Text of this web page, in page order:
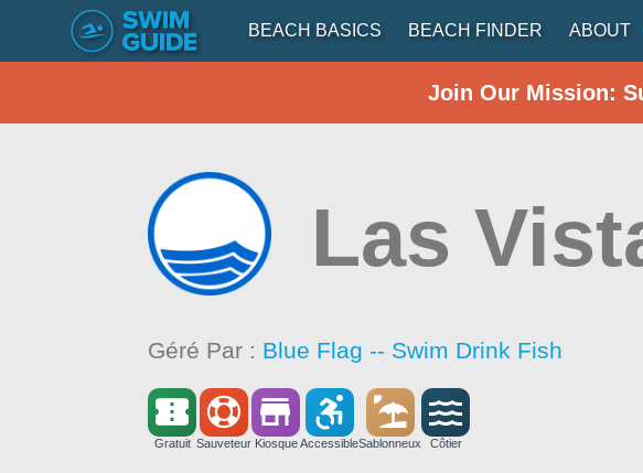
BEACH BASICS BEACH FINDER ABOUT
Join Our Mission:
Las
Géré Par : Blue Flag -- Swim Drink Fish
Gratuit Sauveteur Kiosque AccessibleSablonneux Côtier